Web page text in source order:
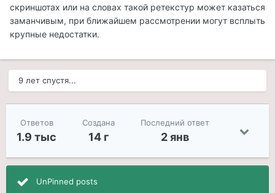
скриншотах или на словах такой ретекстур может казаться
заманчивым, при ближайшем рассмотрении могут всплыть
крупные недостатки.
9 лет спустя...
Ответов
1.9 тыс
Создана
14 г
Последний ответ
2 янв
UnPinned posts